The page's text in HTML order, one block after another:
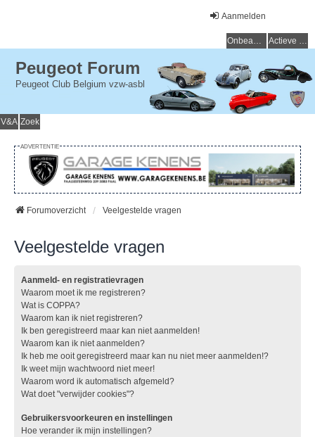
Aanmelden
Onbeantwoorde onderwerpen Actieve onderwerpen
Peugeot Forum
Peugeot Club Belgium vzw-asbl
V&A Zoek
ADVERTENTIE
Forumoverzicht Veelgestelde vragen
Veelgestelde vragen
Aanmeld- en registratievragen
Waarom moet ik me registreren?
Wat is COPPA?
Waarom kan ik niet registreren?
Ik ben geregistreerd maar kan niet aanmelden!
Waarom kan ik niet aanmelden?
Ik heb me ooit geregistreerd maar kan nu niet meer aanmelden!?
Ik weet mijn wachtwoord niet meer!
Waarom word ik automatisch afgemeld?
Wat doet "verwijder cookies"?
Gebruikersvoorkeuren en instellingen
Hoe verander ik mijn instellingen?